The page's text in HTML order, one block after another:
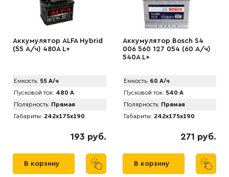
Аккумулятор ALFA Hybrid
(55 А/ч) 480A L+
Емкость: 55 А/ч
Пусковой ток: 480 А
Полярность: Прямая
Габариты: 242x175x190
193 руб.
В корзину
Аккумулятор Bosch S4
006 560 127 054 (60 А/ч)
540A L+
Емкость: 60 А/ч
Пусковой ток: 540 А
Полярность: Прямая
Габариты: 242x175x190
271 руб.
В корзину